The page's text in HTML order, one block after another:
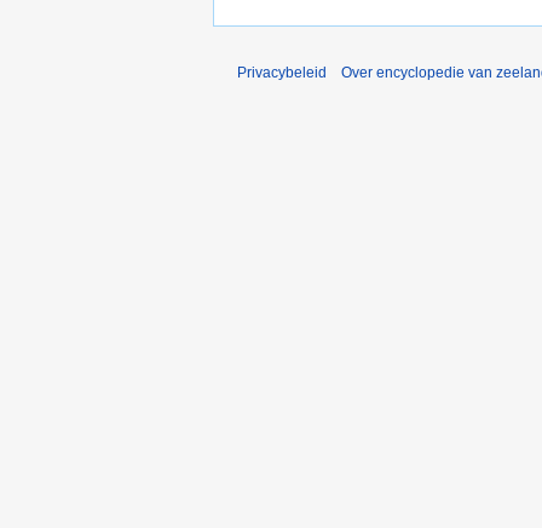
Privacybeleid Over encyclopedie van